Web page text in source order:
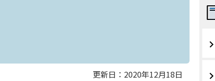
更新日：2020年12月18日